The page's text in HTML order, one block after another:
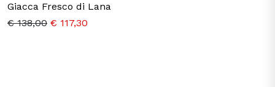
Giacca Fresco di Lana
€ 138,00 € 117,30